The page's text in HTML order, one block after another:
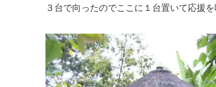
３台で向ったのでここに１台置いて応援